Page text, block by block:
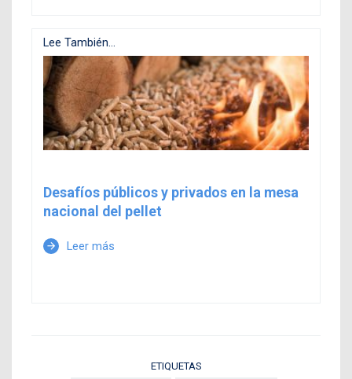
Lee También...
Desafíos públicos y privados en la mesa
nacional del pellet
arrow_forward Leer más
ETIQUETAS